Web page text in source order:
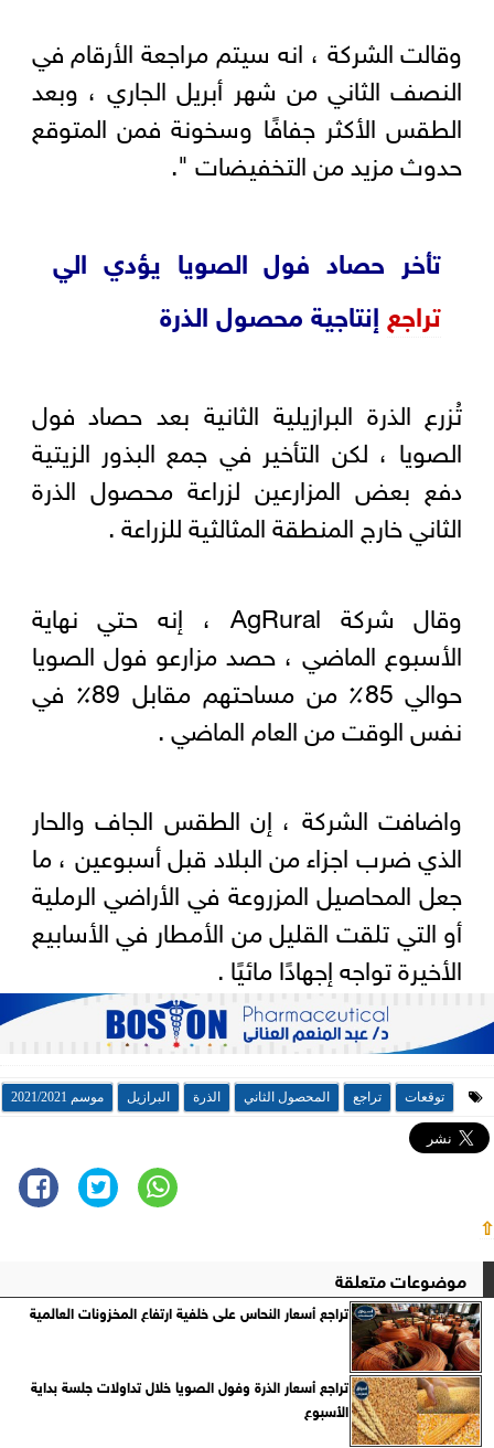
وقالت الشركة ، انه سيتم مراجعة الأرقام في
النصف الثاني من شهر أبريل الجاري ، وبعد
الطقس الأكثر جفافًا وسخونة فمن المتوقع
حدوث مزيد من التخفيضات ".
تأخر حصاد فول الصويا يؤدي الي
تراجعإنتاجية محصول الذرة
تُزرع الذرة البرازيلية الثانية بعد حصاد فول
الصويا ، لكن التأخير في جمع البذور الزيتية
دفع بعض المزارعين لزراعة محصول الذرة
الثاني خارج المنطقة المثالثية للزراعة .
وقال شركة AgRural ، إنه حتي نهاية
الأسبوع الماضي ، حصد مزارعو فول الصويا
حوالي 85٪ من مساحتهم مقابل 89٪ في
نفس الوقت من العام الماضي .
واضافت الشركة ، إن الطقس الجاف والحار
الذي ضرب اجزاء من البلاد قبل أسبوعين ، ما
جعل المحاصيل المزروعة في الأراضي الرملية
أو التي تلقت القليل من الأمطار في الأسابيع
الأخيرة تواجه إجهادًا مائيًا .
توقعات تراجع المحصول الثاني الذرة البرازيل موسم 2021/2021
⇧
موضوعات متعلقة
تراجع أسعار النحاس على خلفية ارتفاع المخزونات العالمية
تراجع أسعار الذرة وفول الصويا خلال تداولات جلسة بداية
الأسبوع